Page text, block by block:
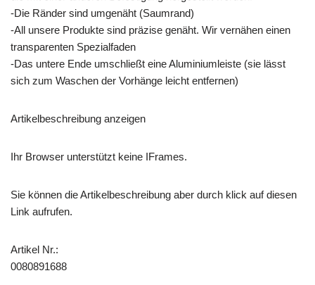
-Die Ränder sind umgenäht (Saumrand)
-All unsere Produkte sind präzise genäht. Wir vernähen einen
transparenten Spezialfaden
-Das untere Ende umschließt eine Aluminiumleiste (sie lässt
sich zum Waschen der Vorhänge leicht entfernen)
Artikelbeschreibung anzeigen
Ihr Browser unterstützt keine IFrames.
Sie können die Artikelbeschreibung aber durch klick auf diesen
Link aufrufen.
Artikel Nr.:
0080891688